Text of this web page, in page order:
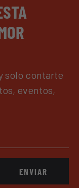
solo contarte
eventos,
ENVIAR